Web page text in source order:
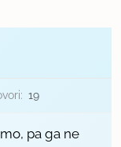
19
pa ga ne